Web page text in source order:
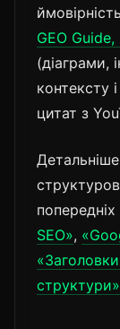
GEO
(діаграми,
контексту
цитат з
SEO»,
структури»